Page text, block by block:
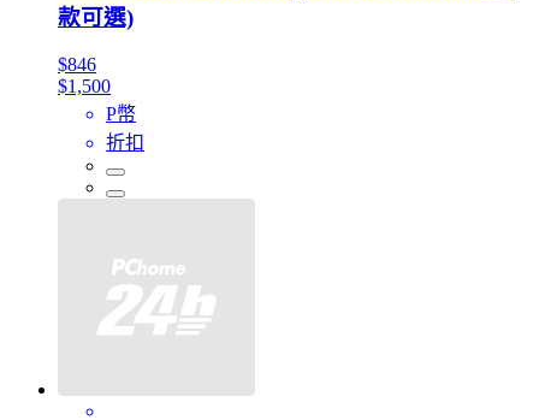
款可選)
$846
$1,500
P幣
折扣